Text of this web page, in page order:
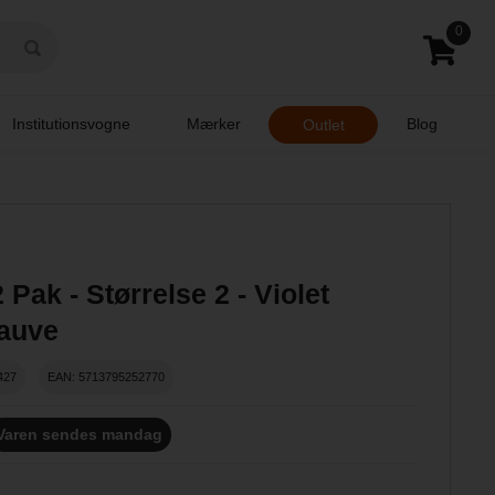
0
Institutionsvogne Mærker Outlet Blog
Pak - Størrelse 2 - Violet
EAN: 5713795252770
sendes mandag